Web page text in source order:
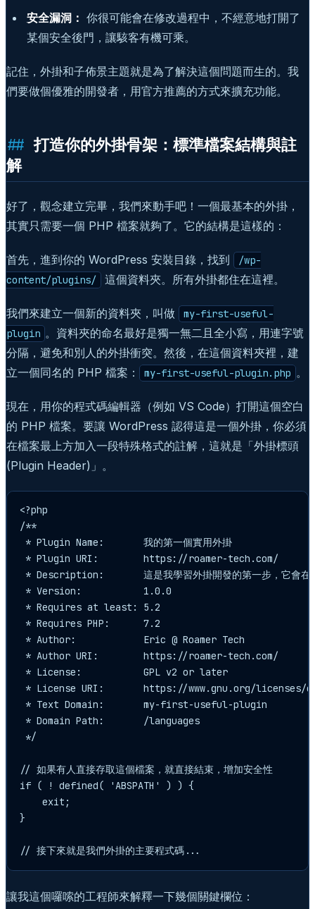
安全漏洞： 你很可能會在修改過程中，不經意地打開了
某個安全後門，讓駭客有機可乘。
記住，外掛和子佈景主題就是為了解決這個問題而生的。我
們要做個優雅的開發者，用官方推薦的方式來擴充功能。
打造你的外掛骨架：標準檔案結構與註
解
好了，觀念建立完畢，我們來動手吧！一個最基本的外掛，
其實只需要一個 PHP 檔案就夠了。它的結構是這樣的：
首先，進到你的 WordPress 安裝目錄，找到
/wp-
content/plugins/
這個資料夾。所有外掛都住在這裡。
我們來建立一個新的資料夾，叫做
my-first-useful-
plugin 。資料夾的命名最好是獨一無二且全小寫，用連字號
分隔，避免和別人的外掛衝突。然後，在這個資料夾裡，建
立一個同名的 PHP 檔案：
my-first-useful-plugin.php 。
現在，用你的程式碼編輯器（例如 VS Code）打開這個空白
的 PHP 檔案。要讓 WordPress 認得這是一個外掛，你必須
在檔案最上方加入一段特殊格式的註解，這就是「外掛標頭
(Plugin Header)」。
<?php
/**
* Plugin Name:       我的第一個實用外掛
* Plugin URI:        https://roamer-tech.com/
* Description:       這是我學習外掛開發的第一步，它會在每
* Version:           1.0.0
* Requires at least: 5.2
* Requires PHP:      7.2
* Author:            Eric @ Roamer Tech
* Author URI:        https://roamer-tech.com/
* License:           GPL v2 or later
* License URI:       https://www.gnu.org/licenses/
* Text Domain:       my-first-useful-plugin
* Domain Path:       /languages
*/
// 如果有人直接存取這個檔案，就直接結束，增加安全性
if ( ! defined( 'ABSPATH' ) ) {
    exit;
}
// 接下來就是我們外掛的主要程式碼...
讓我這個囉嗦的工程師來解釋一下幾個關鍵欄位：